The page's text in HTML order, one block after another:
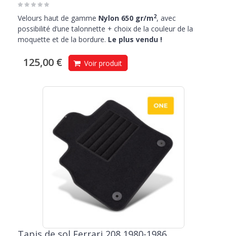
Velours haut de gamme Nylon 650 gr/m2, avec
possibilité d’une talonnette + choix de la couleur de la
moquette et de la bordure. Le plus vendu !
125,00 € Voir produit